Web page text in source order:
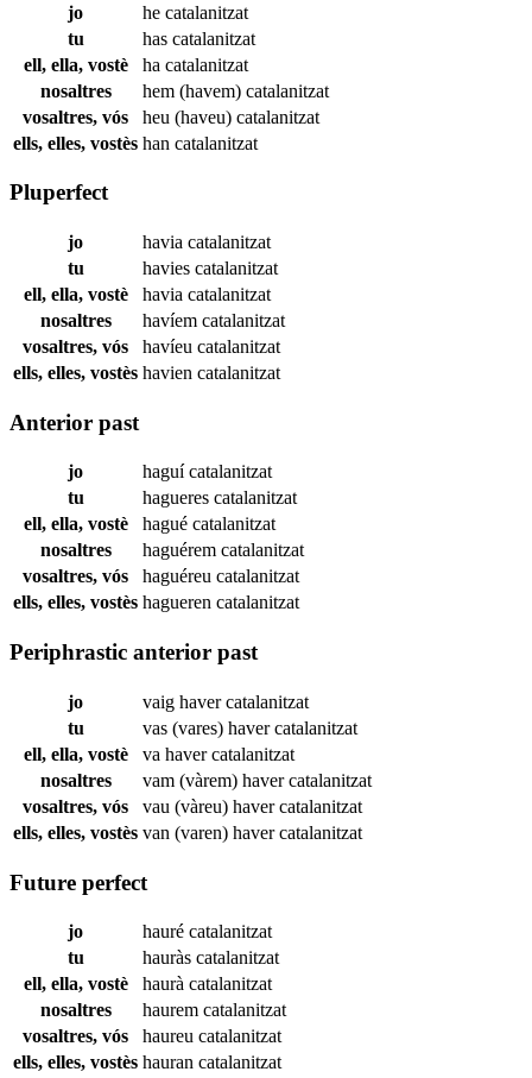
jo he catalanitzat
tu
has catalanitzat
ell, ella, vostè
ha catalanitzat
nosaltres
hem (havem) catalanitzat
vosaltres, vós
heu (haveu) catalanitzat
ells, elles, vostès han catalanitzat
Pluperfect
jo havia catalanitzat
tu
havies catalanitzat
ell, ella, vostè
havia catalanitzat
nosaltres
havíem catalanitzat
vosaltres, vós
havíeu catalanitzat
ells, elles, vostès havien catalanitzat
Anterior past
jo haguícatalanitzat
tu
hagueres catalanitzat
ell, ella, vostè
hagué catalanitzat
nosaltres
haguérem catalanitzat
vosaltres, vós
haguéreu catalanitzat
ells, elles, vostès hagueren catalanitzat
Periphrastic anterior past
jo vaig havercatalanitzat
tu
vas (vares) havercatalanitzat
ell, ella, vostè
va havercatalanitzat
nosaltres
vam (vàrem) havercatalanitzat
vosaltres, vós
vau (vàreu) havercatalanitzat
ells, elles, vostès van (varen) havercatalanitzat
Future perfect
jo hauré catalanitzat
tu
hauràs catalanitzat
ell, ella, vostè
haurà catalanitzat
nosaltres
haurem catalanitzat
vosaltres, vós
haureu catalanitzat
ells, elles, vostès hauran catalanitzat